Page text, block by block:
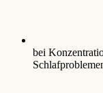
bei